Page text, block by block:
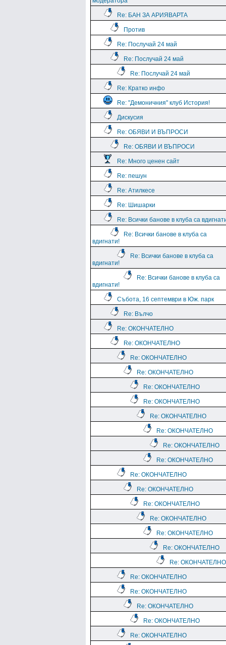
Re: БАН ЗА АРИЯВАРТА
Против
Re: Послучай 24 май
Re: Послучай 24 май
Re: Послучай 24 май
Re: Кратко инфо
Re: "Демоничния" клуб История!
Дискусия
Re: ОБЯВИ И ВЪПРОСИ
Re: ОБЯВИ И ВЪПРОСИ
Re: Много ценен сайт
Re: пешун
Re: Атилкесе
Re: Шишарки
Re: Всички банове в клуба са
Re: Всички банове в клуба са
вдигнати!
Re: Всички банове в клуба са
вдигнати!
Re: Всички банове в клуба са
вдигнати!
Събота, 16 септември в Юж. парк
Re: Вълчо
Re: ОКОНЧАТЕЛНО
Re: ОКОНЧАТЕЛНО
Re: ОКОНЧАТЕЛНО
Re: ОКОНЧАТЕЛНО
Re: ОКОНЧАТЕЛНО
Re: ОКОНЧАТЕЛНО
Re: ОКОНЧАТЕЛНО
Re: ОКОНЧАТЕЛНО
Re: ОКОНЧАТЕЛНО
Re: ОКОНЧАТЕЛНО
Re: ОКОНЧАТЕЛНО
Re: ОКОНЧАТЕЛНО
Re: ОКОНЧАТЕЛНО
Re: ОКОНЧАТЕЛНО
Re: ОКОНЧАТЕЛНО
Re: ОКОНЧАТЕЛНО
Re: ОКОНЧАТЕЛНО
Re: ОКОНЧАТЕЛНО
Re: ОКОНЧАТЕЛНО
Re: ОКОНЧАТЕЛНО
Re: ОКОНЧАТЕЛНО
Re: ОКОНЧАТЕЛНО